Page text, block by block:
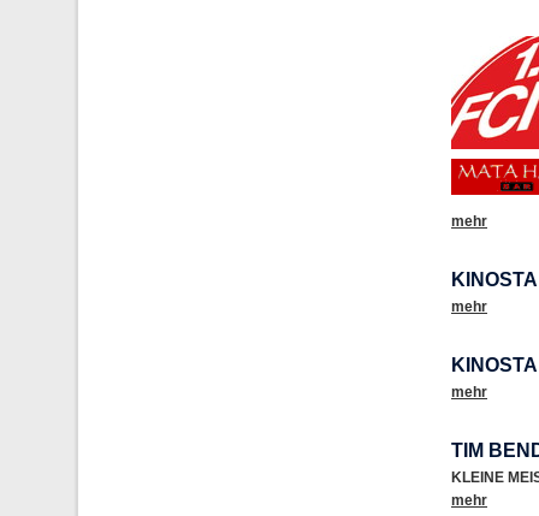
mehr
mehr
mehr
TIM
KLEINE
mehr